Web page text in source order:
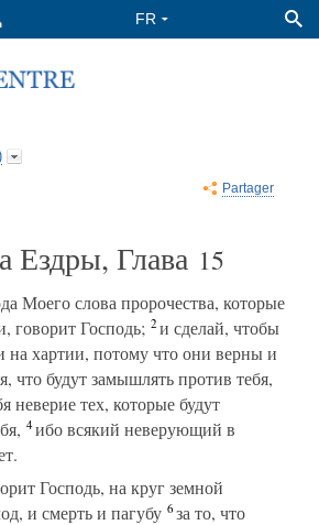
Partager
Ездры, Глава 15
Моего слова пророчества, которые
говорит Господь; 2и сделай, чтобы
хартии, потому что они верны и
что будут замышлять против тебя,
неверие тех, которые будут
4ибо всякий неверующий в
Господь, на круг земной
и смерть и пагубу 6за то, что